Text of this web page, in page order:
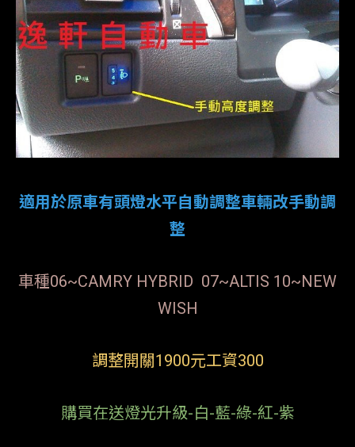
適用於原車有頭燈水平自動調整車輛改手動調
整
車種06~CAMRY HYBRID 07~ALTIS 10~NEW
WISH
調整開關1900元工資300
購買在送燈光升級-白-藍-綠-紅-紫